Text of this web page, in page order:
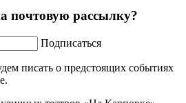
почтовую рассылку?
Подписаться
писать о предстоящих событиях